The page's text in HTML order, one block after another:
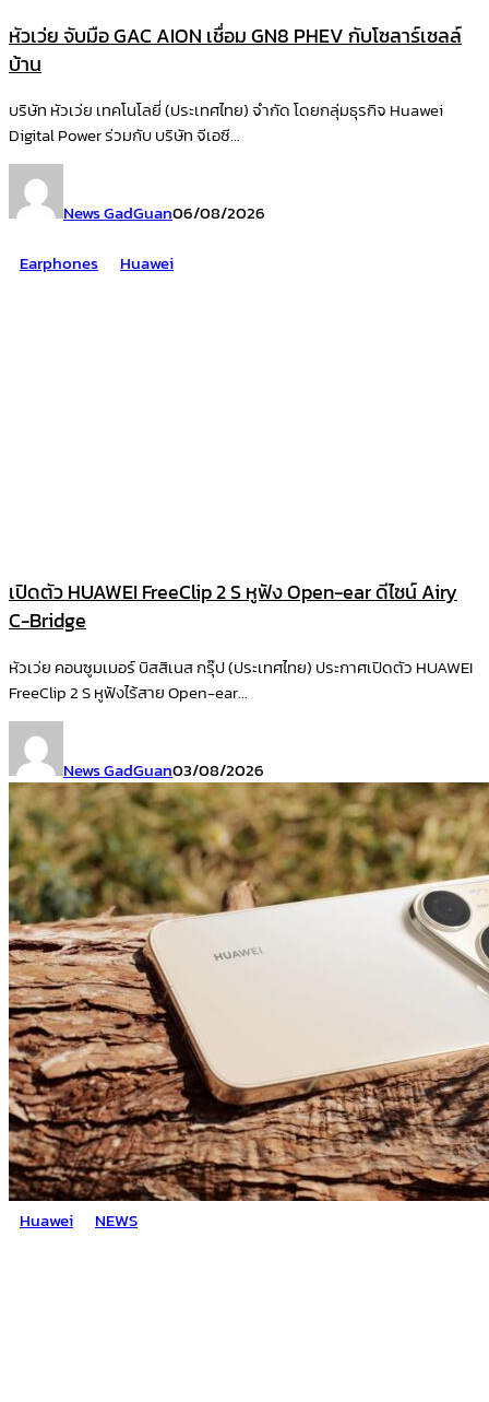
หัวเว่ย จับมือ GAC AION เชื่อม GN8 PHEV กับโซลาร์เซลล์
บ้าน
บริษัท หัวเว่ย เทคโนโลยี่ (ประเทศไทย) จำกัด โดยกลุ่มธุรกิจ Huawei
Digital Power ร่วมกับ บริษัท จีเอซี...
News GadGuan06/08/2026
Earphones
Huawei
เปิดตัว HUAWEI FreeClip 2 S หูฟัง Open-ear ดีไซน์ Airy
C-Bridge
หัวเว่ย คอนซูมเมอร์ บิสสิเนส กรุ๊ป (ประเทศไทย) ประกาศเปิดตัว HUAWEI
FreeClip 2 S หูฟังไร้สาย Open-ear...
News GadGuan03/08/2026
Huawei NEWS